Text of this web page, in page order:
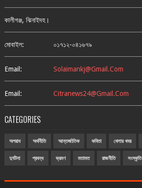
কালীগঞ্জ, ঝিনাইদহ।
মোবাইল: ০১৭১২-০৪১৬৭৯
Email: Solaimankj@gmail.com
Email: Citranews24@gmail.com
CATEGORIES
অপরাধ অর্থনীতি আন্তর্জাতিক কবিতা খেলার খবর
দুর্ঘটনা প্রবন্ধ ভ্রমণ মতামত রাজনীতি সংস্কৃতি